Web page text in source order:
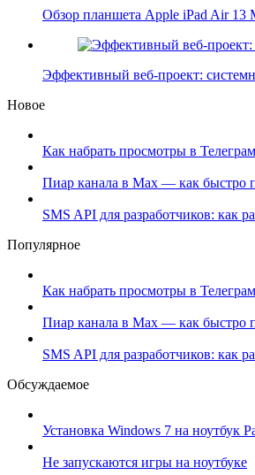
Обзор планшета Apple iPad Air
Эффективный веб-проект:
Новое
Как набрать просмотры в
Пиар канала в Max — как быстро
SMS API для разработчиков: как
Популярное
Как набрать просмотры в
Пиар канала в Max — как быстро
SMS API для разработчиков: как
Обсуждаемое
Установка Windows 7 на ноутбук
Не запускаются игры на ноутбуке